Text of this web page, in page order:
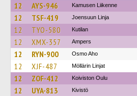
12 AYS-946 Kamusen Liikenne
12 TSF-419 Joensuun Linja
12 TYO-580 Kutilan
12 XMX-357 Ampers
12 RYN-900 Osmo Aho
12 XJF-487 Möllärin Linjat
12 ZOF-412 Koiviston Oulu
12 UYA-813 Kivistö